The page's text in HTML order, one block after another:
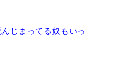
じまってる奴もいっ